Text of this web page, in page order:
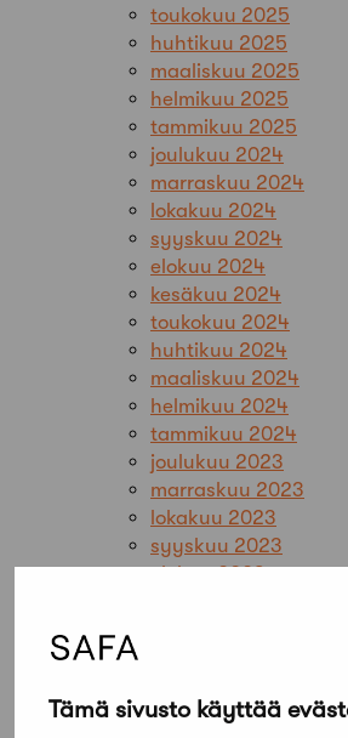
Tämä sivusto käyttää
toukokuu 2025
huhtikuu 2025
maaliskuu 2025
helmikuu 2025
tammikuu 2025
joulukuu 2024
marraskuu 2024
lokakuu 2024
syyskuu 2024
elokuu 2024
kesäkuu 2024
toukokuu 2024
huhtikuu 2024
maaliskuu 2024
helmikuu 2024
tammikuu 2024
joulukuu 2023
marraskuu 2023
lokakuu 2023
syyskuu 2023
elokuu 2023
helmikuu 2023